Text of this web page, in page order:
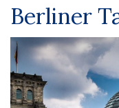
Berliner